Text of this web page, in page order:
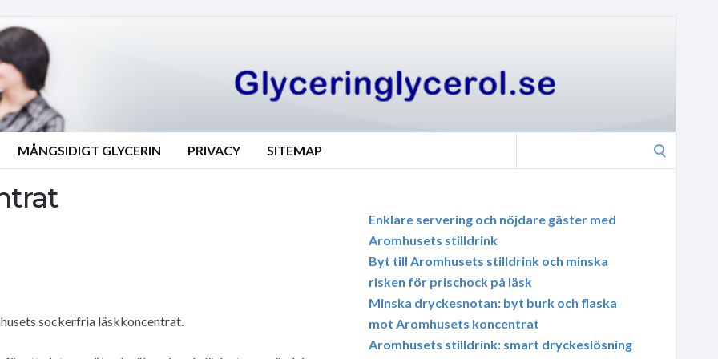
MÅNGSIDIGT GLYCERIN PRIVACY SITEMAP
sockerfria läskkoncentrat.
Enklare servering och nöjdare gäster med
Aromhusets stilldrink
Byt till Aromhusets stilldrink och minska
risken för prischock på läsk
Minska dryckesnotan: byt burk och flaska
mot Aromhusets koncentrat
Aromhusets stilldrink: smart dryckeslösning